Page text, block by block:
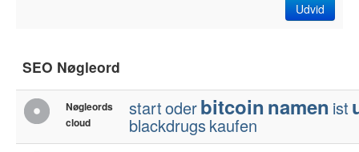
Udvid
SEO Nøgleord
Nøgleords
cloud
startoderbitcoin namen ist
blackdrugskaufen